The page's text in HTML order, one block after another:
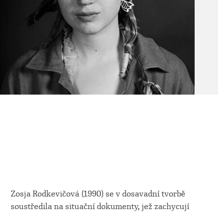
Zosja Rodkevičová (1990) se v dosavadní tvorbě
soustředila na situační dokumenty, jež zachycují